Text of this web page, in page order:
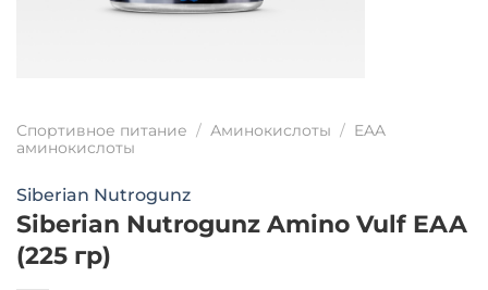
Спортивное питание / Аминокислоты / EAA
аминокислоты
Siberian Nutrogunz
Siberian Nutrogunz Amino Vulf EAA
(225 гр)